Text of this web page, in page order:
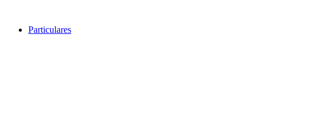
contenidoParticulares